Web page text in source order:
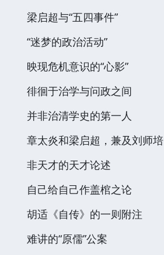
梁启超与“五四事件”
“迷梦的政治活动”
映现危机意识的“心影”
徘徊于治学与问政之间
并非治清学史的第一人
章太炎和梁启超，兼及刘师培
非天才的天才论述
自己给自己作盖棺之论
胡适《自传》的一则附注
难讲的“原儒”公案